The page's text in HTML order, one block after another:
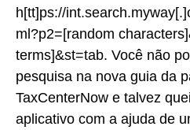
h[tt]ps://
ml?p2=[random
terms]&st=tab. Você não
pesquisa na nova guia da
TaxCenterNow e talvez
aplicativo com a ajuda de